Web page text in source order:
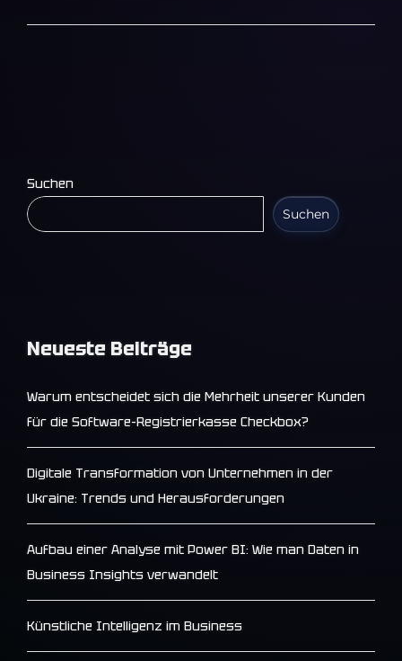
Suchen
Suchen
Neueste Beiträge
Warum entscheidet sich die Mehrheit unserer Kunden
für die Software-Registrierkasse Checkbox?
Digitale Transformation von Unternehmen in der
Ukraine: Trends und Herausforderungen
Aufbau einer Analyse mit Power BI: Wie man Daten in
Business Insights verwandelt
Künstliche Intelligenz im Business